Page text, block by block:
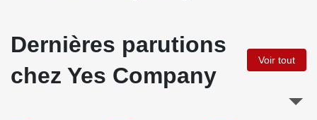
Dernières parutions
chez Yes Company
Voir tout